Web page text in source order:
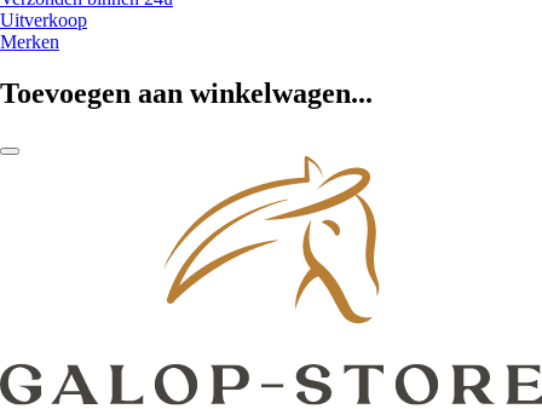
Uitverkoop
Merken
Toevoegen aan winkelwagen...